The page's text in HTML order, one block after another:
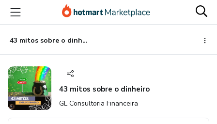
para
conteúdo
principal
para
pagamento
para
rodapé
43 mitos sobre o dinheiro
43 mitos sobre o dinheiro
GL Consultoria Financeira